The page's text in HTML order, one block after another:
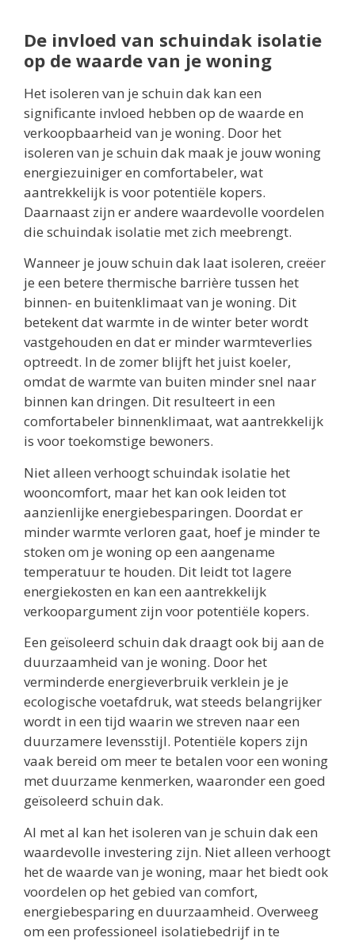
De invloed van schuindak isolatie
op de waarde van je woning
Het isoleren van je schuin dak kan een
significante invloed hebben op de waarde en
verkoopbaarheid van je woning. Door het
isoleren van je schuin dak maak je jouw woning
energiezuiniger en comfortabeler, wat
aantrekkelijk is voor potentiële kopers.
Daarnaast zijn er andere waardevolle voordelen
die schuindak isolatie met zich meebrengt.
Wanneer je jouw schuin dak laat isoleren, creëer
je een betere thermische barrière tussen het
binnen- en buitenklimaat van je woning. Dit
betekent dat warmte in de winter beter wordt
vastgehouden en dat er minder warmteverlies
optreedt. In de zomer blijft het juist koeler,
omdat de warmte van buiten minder snel naar
binnen kan dringen. Dit resulteert in een
comfortabeler binnenklimaat, wat aantrekkelijk
is voor toekomstige bewoners.
Niet alleen verhoogt schuindak isolatie het
wooncomfort, maar het kan ook leiden tot
aanzienlijke energiebesparingen. Doordat er
minder warmte verloren gaat, hoef je minder te
stoken om je woning op een aangename
temperatuur te houden. Dit leidt tot lagere
energiekosten en kan een aantrekkelijk
verkoopargument zijn voor potentiële kopers.
Een geïsoleerd schuin dak draagt ook bij aan de
duurzaamheid van je woning. Door het
verminderde energieverbruik verklein je je
ecologische voetafdruk, wat steeds belangrijker
wordt in een tijd waarin we streven naar een
duurzamere levensstijl. Potentiële kopers zijn
vaak bereid om meer te betalen voor een woning
met duurzame kenmerken, waaronder een goed
geïsoleerd schuin dak.
Al met al kan het isoleren van je schuin dak een
waardevolle investering zijn. Niet alleen verhoogt
het de waarde van je woning, maar het biedt ook
voordelen op het gebied van comfort,
energiebesparing en duurzaamheid. Overweeg
om een professioneel isolatiebedrijf in te